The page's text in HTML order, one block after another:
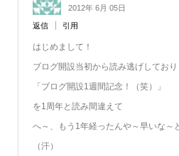
2012年 6月 05日
返信 引用
はじめまして！
ブログ開設当初から読み逃げしてお
「ブログ開設1週間記念！（笑）」
を1周年と読み間違えて
へ～、もう1年経ったんや～早いな～
（汗）